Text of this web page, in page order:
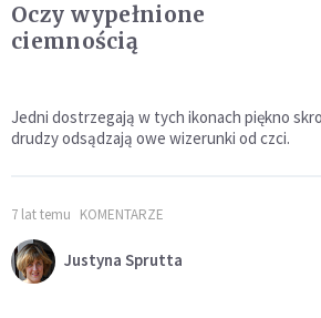
Oczy wypełnione
ciemnością
Jedni dostrzegają w tych ikonach piękno
drudzy odsądzają owe wizerunki od czci.
7 lat temu KOMENTARZE
Justyna Sprutta